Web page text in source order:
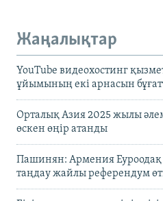
Жаңалықтар
YouTube видеохостинг
ұйымының екі арнасын
Орталық Азия 2025 жылы
өскен өңір атанды
Пашинян: Армения
таңдау жайлы референдум